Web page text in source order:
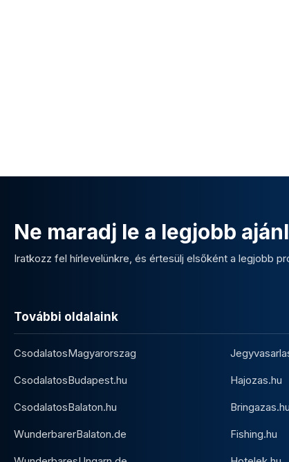
Ne maradj le a legjobb
Iratkozz fel hírlevelünkre, és értesülj elsőként a legjobb
További oldalaink
CsodalatosMagyarorszag
CsodalatosBudapest.hu
CsodalatosBalaton.hu
WunderbarerBalaton.de
Hajozas.hu
Bringazas.hu
Fishing.hu